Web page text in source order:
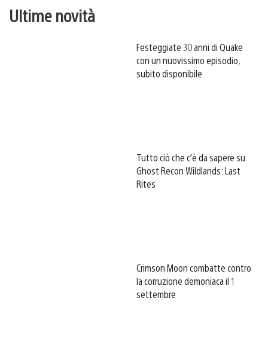
Ultime novità
Festeggiate 30 anni di Quake
con un nuovissimo episodio,
subito disponibile
Tutto ciò che c’è da sapere su
Ghost Recon Wildlands: Last
Rites
Crimson Moon combatte contro
la corruzione demoniaca il 1
settembre